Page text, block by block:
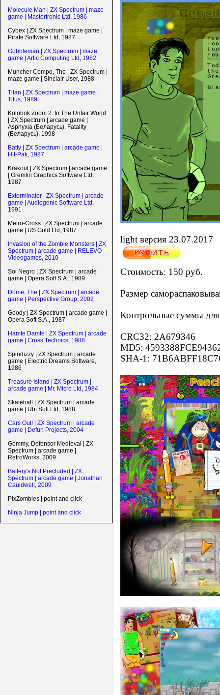
Molecule Man | ZX Spectrum | maze
game | Mastertronic Ltd, 1986
Cybex | ZX Spectrum | maze game |
Pirate Software Ltd, 1987
Gobbleman | ZX Spectrum | maze
game | Artic Computing Ltd, 1982
Muncher Compo, The | ZX Spectrum |
maze game | Sinclair User, 1988
Titan | ZX Spectrum | maze game |
Titus, 1989
Kolobok Zoom 2: In The Unfair World
| ZX Spectrum | arcade game |
Asphyxia (Беларусь), Fatality
(Беларусь), 1998
Batty | ZX Spectrum | arcade game |
Hit-Pak, 1987
Krakout | ZX Spectrum | arcade game
| Gremlin Graphics Software Ltd,
1987
Exterminator | ZX Spectrum | arcade
game | Audiogenic Software Ltd,
1991
Metro-Cross | ZX Spectrum | arcade
game | US Gold Ltd, 1987
Invasion of the Zombie Monsters | ZX
Spectrum | arcade game | RELEVO
Videogames, 2010
Sol Negro | ZX Spectrum | arcade
game | Opera Soft S.A., 1989
Dome, The | ZX Spectrum | arcade
game | Perspective Group, 2002
Goody | ZX Spectrum | arcade game |
Opera Soft S.A., 1987
Hamte Damte | ZX Spectrum | arcade
game | Cross Technics, 1988
Spindizzy | ZX Spectrum | arcade
game | Electric Dreams Software,
1986
Treasure Island | ZX Spectrum |
arcade game | Mr. Micro Ltd, 1984
Skateball | ZX Spectrum | arcade
game | Ubi Soft Ltd, 1988
Cars Out! | ZX Spectrum | arcade
game | Defun Projects, 2004
Gommy, Defensor Medieval | ZX
Spectrum | arcade game |
RetroWorks, 2009
Battery's Not Precluded | ZX
Spectrum | arcade game | Jonathan
Cauldwell, 2009
PixZombies | point and click
Ninja Jump | point and click
light версия 23.07.2017
Стоимость: 150 руб.
Размер
Контрольные суммы для
CRC32: 2A679346
MD5:
SHA-1: